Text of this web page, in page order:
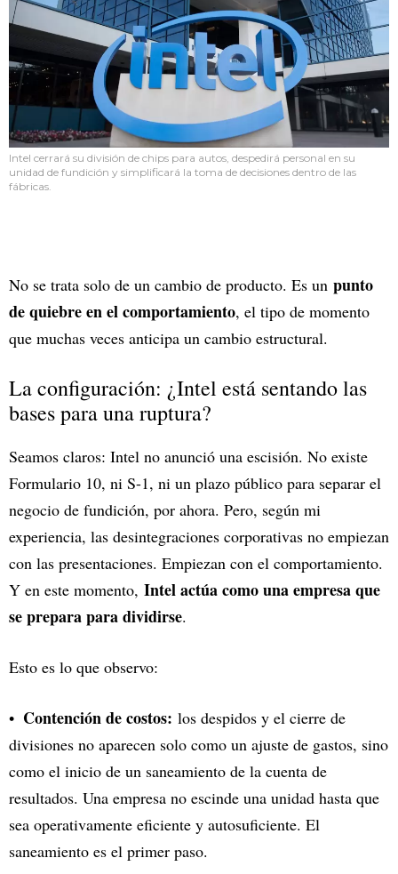
Intel cerrará su división de chips para autos, despedirá personal en su
unidad de fundición y simplificará la toma de decisiones dentro de las
fábricas.
No se trata solo de un cambio de producto. Es un punto
de quiebre en el comportamiento, el tipo de momento
que muchas veces anticipa un cambio estructural.
La configuración: ¿Intel está sentando las
bases para una ruptura?
Seamos claros: Intel no anunció una escisión. No existe
Formulario 10, ni S-1, ni un plazo público para separar el
negocio de fundición, por ahora. Pero, según mi
experiencia, las desintegraciones corporativas no empiezan
con las presentaciones. Empiezan con el comportamiento.
Y en este momento, Intel actúa como una empresa que
se prepara para dividirse.
Esto es lo que observo:
Contención de costos: los despidos y el cierre de
divisiones no aparecen solo como un ajuste de gastos, sino
como el inicio de un saneamiento de la cuenta de
resultados. Una empresa no escinde una unidad hasta que
sea operativamente eficiente y autosuficiente. El
saneamiento es el primer paso.